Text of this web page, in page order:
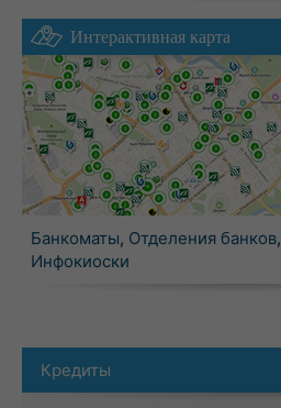
Интерактивная карта
Банкоматы, Отделения банков,
Инфокиоски
Кредиты